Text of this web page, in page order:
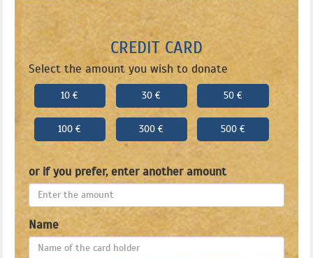
CREDIT CARD
Select the amount you wish to donate
10 € 30 € 50 €
100 € 300 € 500 €
or if you prefer, enter another amount
Name